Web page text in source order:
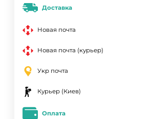
Доставка
Новая почта
Новая почта (курьер)
Укр почта
Курьер (Киев)
Оплата